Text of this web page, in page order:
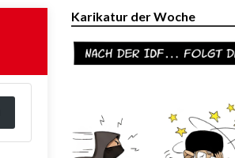
Karikatur der Woche